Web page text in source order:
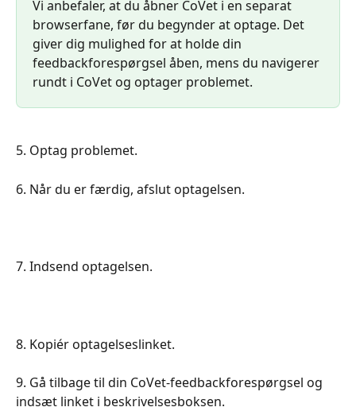
Vi anbefaler, at du åbner CoVet i en separat
browserfane, før du begynder at optage. Det
giver dig mulighed for at holde din
feedbackforespørgsel åben, mens du navigerer
rundt i CoVet og optager problemet.
5. Optag problemet.
6. Når du er færdig, afslut optagelsen.
7. Indsend optagelsen.
8. Kopiér optagelseslinket.
9. Gå tilbage til din CoVet-feedbackforespørgsel og
indsæt linket i beskrivelsesboksen.